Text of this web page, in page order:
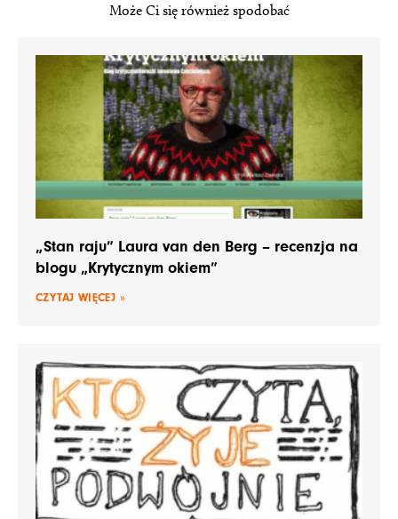
Może Ci się również spodobać
„Stan raju” Laura van den Berg – recenzja na
blogu „Krytycznym okiem”
CZYTAJ WIĘCEJ »